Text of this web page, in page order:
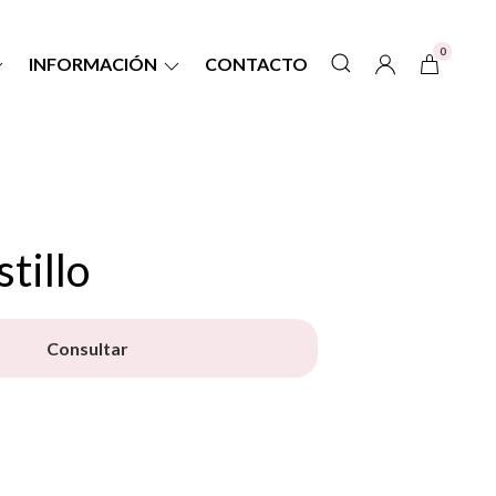
INFORMACIÓN CONTACTO
0
Consultar